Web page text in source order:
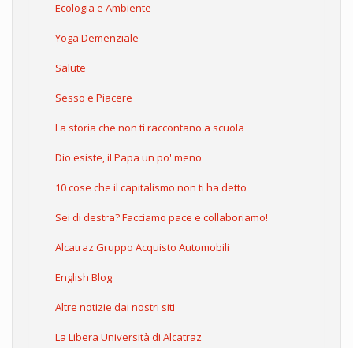
Ecologia e Ambiente
Yoga Demenziale
Salute
Sesso e Piacere
La storia che non ti raccontano a scuola
Dio esiste, il Papa un po' meno
10 cose che il capitalismo non ti ha detto
Sei di destra? Facciamo pace e collaboriamo!
Alcatraz Gruppo Acquisto Automobili
English Blog
Altre notizie dai nostri siti
La Libera Università di Alcatraz